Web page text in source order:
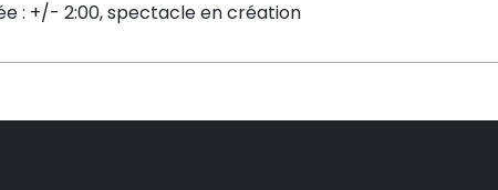
: +/- 2:00, spectacle en création